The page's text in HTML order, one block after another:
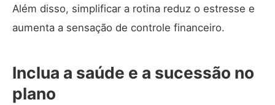
Além disso, simplificar a rotina reduz o estresse e
aumenta a sensação de controle financeiro.
Inclua a saúde e a sucessão no
plano